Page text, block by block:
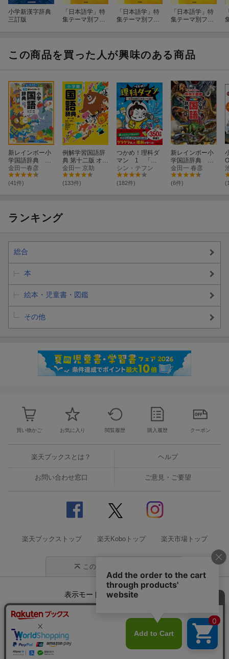
小学新漢字辞典
三訂版
「日本語学」特
集テーマ別ファ
「日本語学」特
集テーマ別ファ
「日本語学」特
集テーマ別ファ
この商品を買った人が興味のある商品
新レインボー小
学国語辞典 改
訂第7版 小型
版（オールカラ
ー）
金田一春彦
(41件)
例解学習国語辞
典 第十二版 オー
ルカラー
金田一 京助
(133件)
つかめ！理科ダ
マン 1 「科
学のキホン」が
身につく編
シン・テフン
(182件)
新レインボー小
学国語辞典 改
訂第7版 小型
版 最強王図鑑
エディション
金田一 春彦
(6件)
ランキング
総合
本
絵本・児童書・図鑑
その他
買い物かご お気に入り 閲覧履歴 購入履歴 クーポン
楽天ブックスとは？ ヘルプ
お問い合わせ窓口 ご意見・ご要望
楽天ブックストップ 楽天Koboトップ 楽天市場トップ
このページの先頭に戻る
表示モード モバイル
企業情報 個人情報保護方針